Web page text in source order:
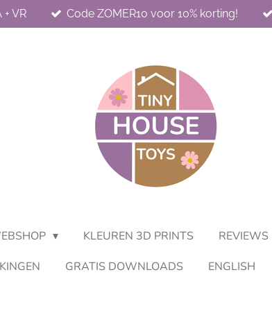
VR Code ZOMER10 voor 10% korting!
KLEUREN 3D PRINTS REVIEWS
GRATIS DOWNLOADS ENGLISH